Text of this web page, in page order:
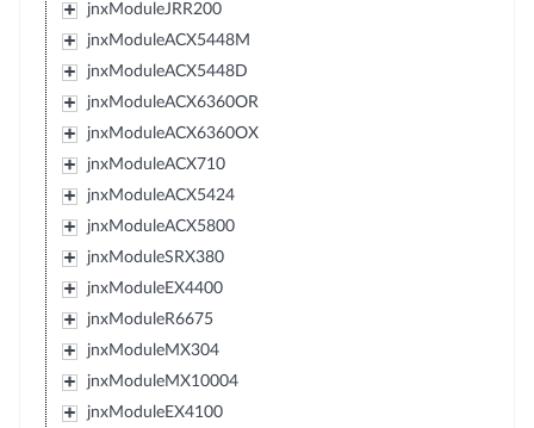
jnxModuleJRR200
jnxModuleACX5448M
jnxModuleACX5448D
jnxModuleACX6360OR
jnxModuleACX6360OX
jnxModuleACX710
jnxModuleACX5424
jnxModuleACX5800
jnxModuleSRX380
jnxModuleEX4400
jnxModuleR6675
jnxModuleMX304
jnxModuleMX10004
jnxModuleEX4100